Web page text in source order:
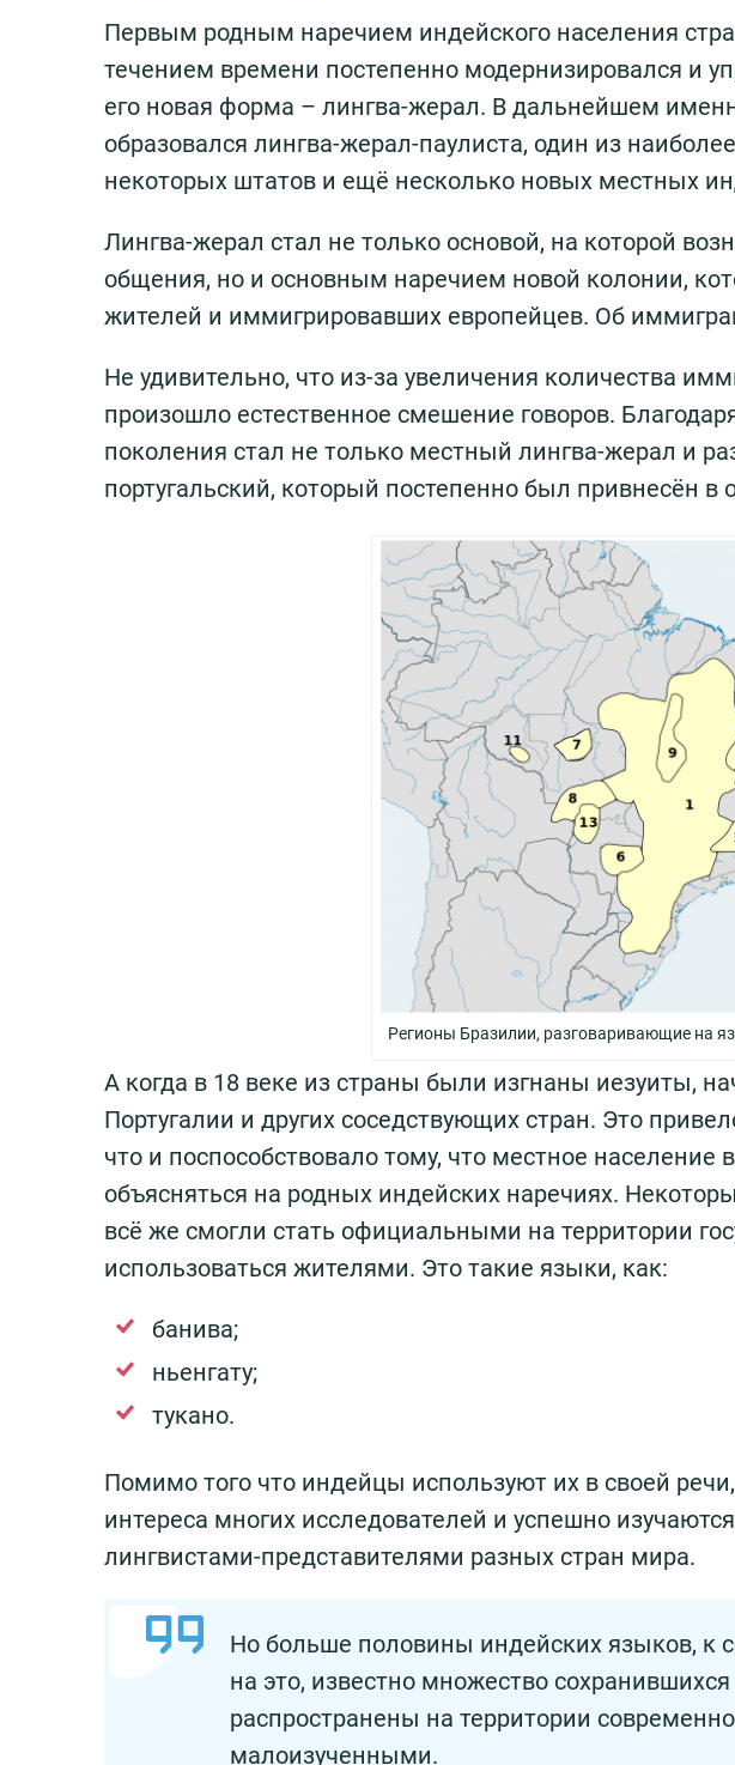
Первым родным наречием индейского населения
течением времени постепенно модернизировался и
его новая форма – лингва-жерал. В дальнейшем
образовался лингва-жерал-паулиста, один из
некоторых штатов и ещё несколько новых местных
Лингва-жерал стал не только основой, на которой
общения, но и основным наречием новой колонии,
жителей и иммигрировавших европейцев. Об
Не удивительно, что из-за увеличения количества
произошло естественное смешение говоров.
поколения стал не только местный лингва-жерал и
португальский, который постепенно был привнесён в
Регионы Бразилии, разговаривающие на
А когда в 18 веке из страны были изгнаны иезуиты,
Португалии и других соседствующих стран. Это
что и поспособствовало тому, что местное население
объясняться на родных индейских наречиях.
всё же смогли стать официальными на территории
использоваться жителями. Это такие языки, как:
банива;
ньенгату;
тукано.
Помимо того что индейцы используют их в своей
интереса многих исследователей и успешно
лингвистами-представителями разных стран мира.
Но больше половины индейских языков, к
на это, известно множество
распространены на территории
малоизученными.